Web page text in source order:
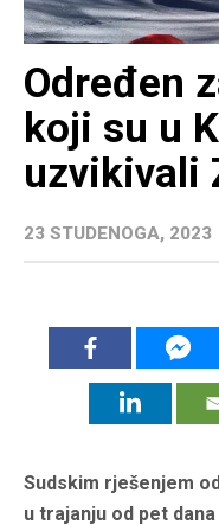
Određen
koji su u
uzvikivali
23 STUDENOGA, 2023
Sudskim rješenjem
u trajanju od pet